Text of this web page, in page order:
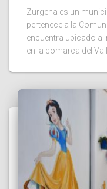
Zurgena es un
pertenece a la
encuentra ubicado al
en la comarca del